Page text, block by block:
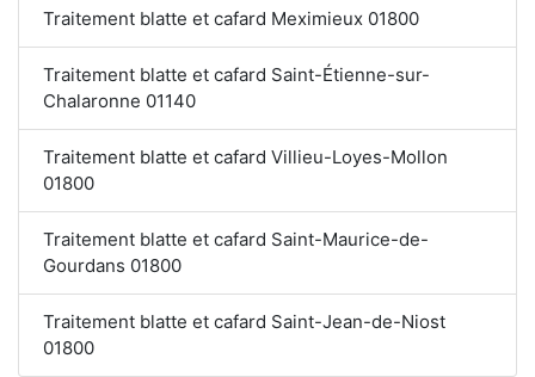
Traitement blatte et cafard Meximieux 01800
Traitement blatte et cafard Saint-Étienne-sur-
Chalaronne 01140
Traitement blatte et cafard Villieu-Loyes-Mollon
01800
Traitement blatte et cafard Saint-Maurice-de-
Gourdans 01800
Traitement blatte et cafard Saint-Jean-de-Niost
01800